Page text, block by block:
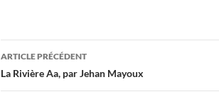
Navigation
des
ARTICLE PRÉCÉDENT
La Rivière Aa, par Jehan Mayoux